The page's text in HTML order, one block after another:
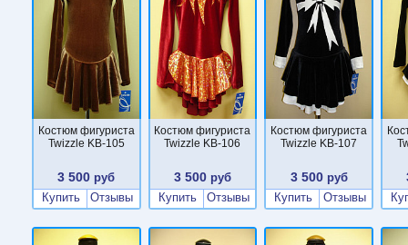
Костюм фигуриста
Twizzle KB-105
3 500 руб
Купить
Отзывы
Костюм фигуриста
Twizzle KB-106
3 500 руб
Купить
Отзывы
Костюм фигуриста
Twizzle KB-107
3 500руб
Купить
Отзывы